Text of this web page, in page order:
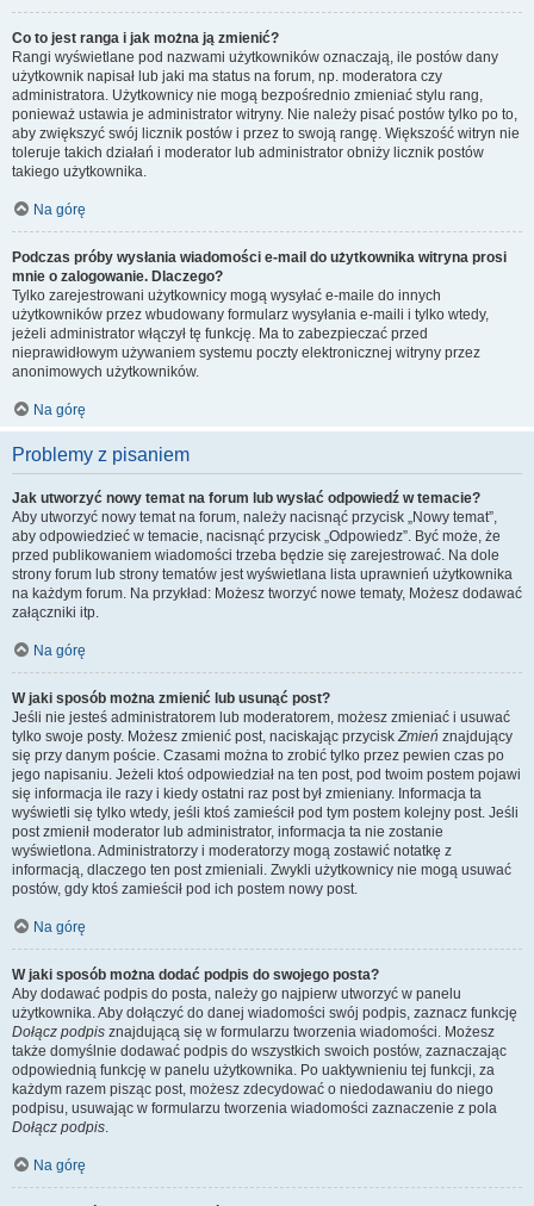
Co to jest ranga i jak można ją zmienić?
Rangi wyświetlane pod nazwami użytkowników oznaczają, ile postów dany
użytkownik napisał lub jaki ma status na forum, np. moderatora czy
administratora. Użytkownicy nie mogą bezpośrednio zmieniać stylu rang,
ponieważ ustawia je administrator witryny. Nie należy pisać postów tylko po to,
aby zwiększyć swój licznik postów i przez to swoją rangę. Większość witryn nie
toleruje takich działań i moderator lub administrator obniży licznik postów
takiego użytkownika.
Na górę
Podczas próby wysłania wiadomości e-mail do użytkownika witryna prosi
mnie o zalogowanie. Dlaczego?
Tylko zarejestrowani użytkownicy mogą wysyłać e-maile do innych
użytkowników przez wbudowany formularz wysyłania e-maili i tylko wtedy,
jeżeli administrator włączył tę funkcję. Ma to zabezpieczać przed
nieprawidłowym używaniem systemu poczty elektronicznej witryny przez
anonimowych użytkowników.
Na górę
Problemy z pisaniem
Jak utworzyć nowy temat na forum lub wysłać odpowiedź w temacie?
Aby utworzyć nowy temat na forum, należy nacisnąć przycisk „Nowy temat”,
aby odpowiedzieć w temacie, nacisnąć przycisk „Odpowiedz”. Być może, że
przed publikowaniem wiadomości trzeba będzie się zarejestrować. Na dole
strony forum lub strony tematów jest wyświetlana lista uprawnień użytkownika
na każdym forum. Na przykład: Możesz tworzyć nowe tematy, Możesz dodawać
załączniki itp.
Na górę
W jaki sposób można zmienić lub usunąć post?
Jeśli nie jesteś administratorem lub moderatorem, możesz zmieniać i usuwać
tylko swoje posty. Możesz zmienić post, naciskając przyciskZmień znajdujący
się przy danym poście. Czasami można to zrobić tylko przez pewien czas po
jego napisaniu. Jeżeli ktoś odpowiedział na ten post, pod twoim postem pojawi
się informacja ile razy i kiedy ostatni raz post był zmieniany. Informacja ta
wyświetli się tylko wtedy, jeśli ktoś zamieścił pod tym postem kolejny post. Jeśli
post zmienił moderator lub administrator, informacja ta nie zostanie
wyświetlona. Administratorzy i moderatorzy mogą zostawić notatkę z
informacją, dlaczego ten post zmieniali. Zwykli użytkownicy nie mogą usuwać
postów, gdy ktoś zamieścił pod ich postem nowy post.
Na górę
W jaki sposób można dodać podpis do swojego posta?
Aby dodawać podpis do posta, należy go najpierw utworzyć w panelu
użytkownika. Aby dołączyć do danej wiadomości swój podpis, zaznacz funkcję
Dołącz podpis znajdującą się w formularzu tworzenia wiadomości. Możesz
także domyślnie dodawać podpis do wszystkich swoich postów, zaznaczając
odpowiednią funkcję w panelu użytkownika. Po uaktywnieniu tej funkcji, za
każdym razem pisząc post, możesz zdecydować o niedodawaniu do niego
podpisu, usuwając w formularzu tworzenia wiadomości zaznaczenie z pola
Dołącz podpis.
Na górę